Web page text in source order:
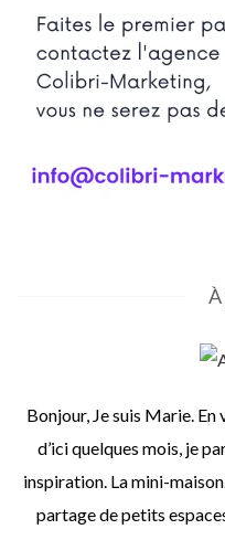
Bonjour, Je suis Marie.
d’ici quelques mois, je
inspiration. La mini-
partage de petits